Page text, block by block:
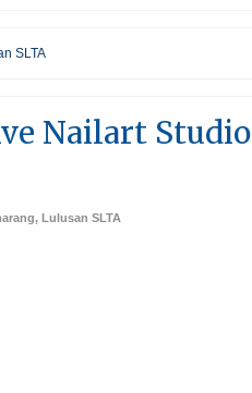
SLTA
Nailart Studio
, Lulusan SLTA